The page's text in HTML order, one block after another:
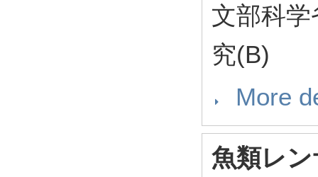
文部科
究(B)
More
魚類レ